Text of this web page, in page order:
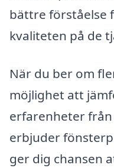
bättre förståelse
kvaliteten på de
När du ber om
möjlighet att
erfarenheter
erbjuder
ger dig chansen